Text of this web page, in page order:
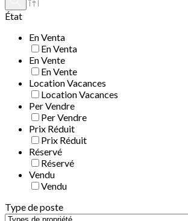
État
En Venta
En Venta
En Vente
En Vente
Location Vacances
Location Vacances
Per Vendre
Per Vendre
Prix Réduit
Prix Réduit
Réservé
Réservé
Vendu
Vendu
Type de poste